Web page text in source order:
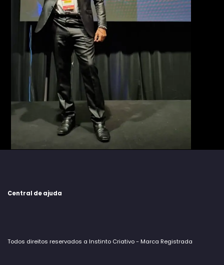
Central de ajuda
Todos direitos reservados a Instinto Criativo - Marca Registrada